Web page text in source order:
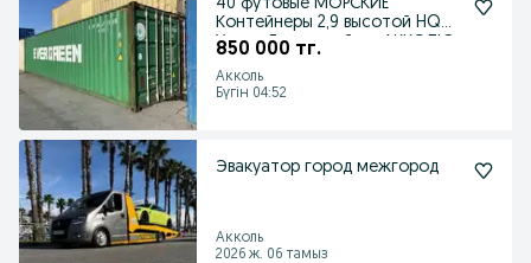
40 футовые МОРСКИЕ
Контейнеры 2,9 высотой HQ
Уже с Доставкой по АККОЛЮ
850 000 тг.
Акколь
Бүгін 04:52
Эвакуатор город межгород
Акколь
2026 ж. 06 тамыз